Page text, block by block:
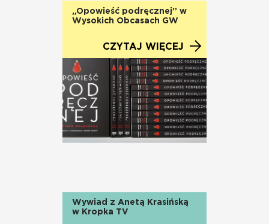
CZYTAJ WIĘCEJ
„Opowieść podręcznej” w
Wysokich Obcasach GW
Wywiad z Anetą Krasińską
w Kropka TV